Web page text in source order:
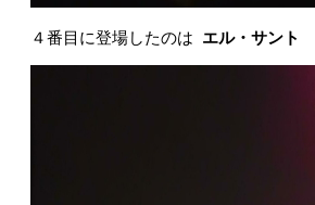
４番目に登場したのは エル・サント